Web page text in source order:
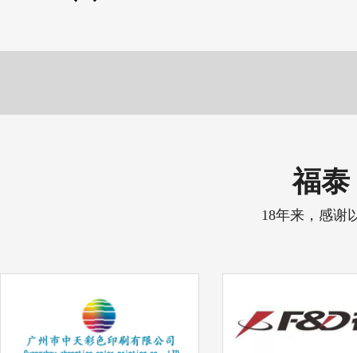
福泰
18年来，感谢